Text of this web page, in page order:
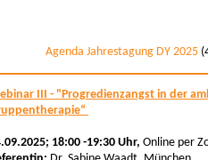
Agenda Jahrestagung DY 2025
III - "Progredienzangst in der
18:00 -19:30 Uhr, Online per